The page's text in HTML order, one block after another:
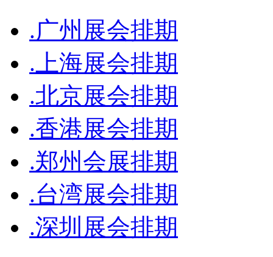
.广州展会排期
.上海展会排期
.北京展会排期
.香港展会排期
.郑州会展排期
.台湾展会排期
.深圳展会排期